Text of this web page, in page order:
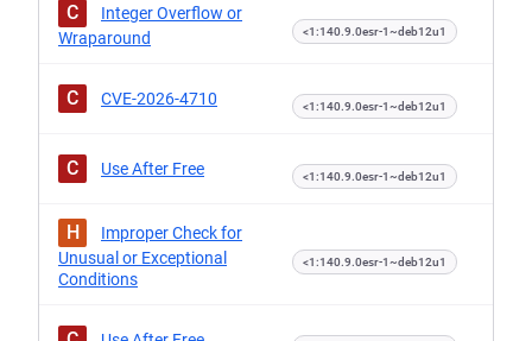
C
Integer Overflow or
Wraparound
<1:140.9.0esr-1~deb12u1
C CVE-2026-4710 <1:140.9.0esr-1~deb12u1
C Use After Free <1:140.9.0esr-1~deb12u1
H
Improper Check for
Unusual or Exceptional
Conditions
<1:140.9.0esr-1~deb12u1